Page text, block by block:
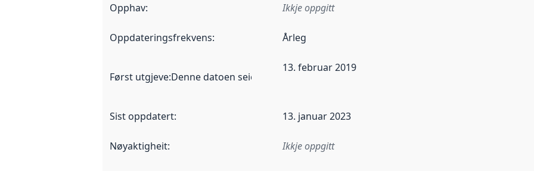
Opphav: Ikkje oppgitt
Oppdateringsfrekvens: Årleg
Først utgjeve:Denne datoen seier når dataa i dette datasettet først blei utgitt. Det kan ha
13. februar 2019
Sist oppdatert: 13. januar 2023
Nøyaktigheit: Ikkje oppgitt